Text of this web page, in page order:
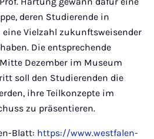
deren Studierende in
Vielzahl zukunftsweisender
Die entsprechende
Dezember im Museum
soll den Studierenden die
ihre Teilkonzepte im
zu präsentieren.
Blatt: https://www.westfalen-